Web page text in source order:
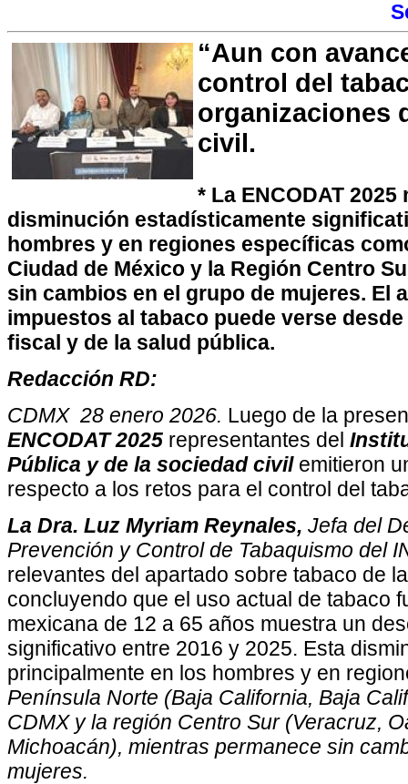
“Aun con
control del
organizaciones
civil.
* La ENCODAT
disminución estadísticamente
hombres y en regiones específicas
Ciudad de México y la Región Centro
sin cambios en el grupo de mujeres. El
impuestos al tabaco puede verse
fiscal y de la salud pública.
Redacción RD:
CDMX 28 enero 2026. Luego de la
ENCODAT 2025 representantes del
Pública y de la sociedad civil emitieron
respecto a los retos para el control del
La Dra. Luz Myriam Reynales, Jefa del
Prevención y Control de Tabaquismo del
relevantes del apartado sobre tabaco de
concluyendo que el uso actual de tabaco
mexicana de 12 a 65 años muestra un
significativo entre 2016 y 2025. Esta
principalmente en los hombres y en
Península Norte (Baja California, Baja
CDMX y la región Centro Sur (Veracruz,
Michoacán), mientras permanece sin
mujeres.